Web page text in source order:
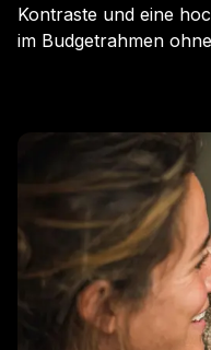
Kontraste und eine
im Budgetrahmen